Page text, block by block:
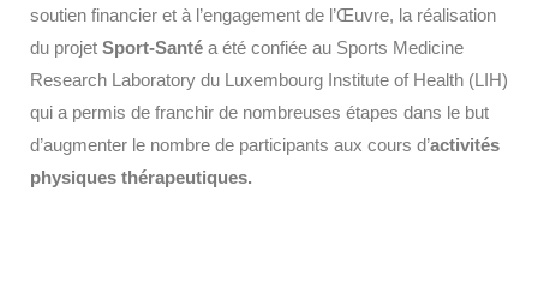
soutien financier et à l’engagement de l’Œuvre, la réalisation
du projet Sport-Santé a été confiée au Sports Medicine
Research Laboratory du Luxembourg Institute of Health (LIH)
qui a permis de franchir de nombreuses étapes dans le but
d’augmenter le nombre de participants aux cours d’activités
physiques thérapeutiques.